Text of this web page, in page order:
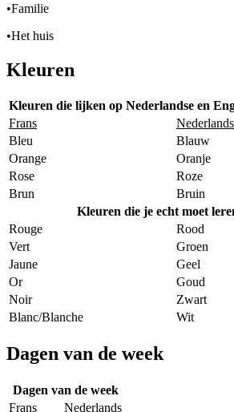
•Familie
•Het huis
Kleuren
Kleuren die lijken op Nederlandse en
Frans
Nederlands
Bleu
Blauw
Orange
Oranje
Rose
Roze
Brun
Bruin
Kleuren die je echt moet
Rouge
Rood
Vert
Groen
Jaune
Geel
Or
Goud
Noir
Zwart
Blanc/Blanche
Wit
Dagen van de week
Dagen van de week
Frans
Nederlands